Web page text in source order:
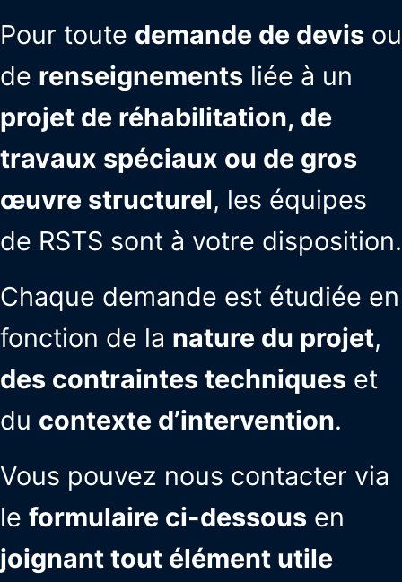
Pour toute demande de devis ou
de renseignements liée à un
projet de réhabilitation, de
travaux spéciaux ou de gros
œuvre structurel, les équipes
de RSTS sont à votre disposition.
Chaque demande est étudiée en
fonction de la nature du projet,
des contraintes techniques et
du contexte d’intervention.
Vous pouvez nous contacter via
le formulaire ci-dessous en
joignant tout élément utile